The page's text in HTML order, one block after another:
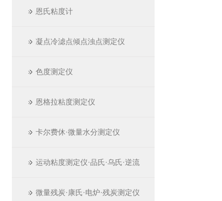
恩氏粘度计
凝点冷滤点倾点浊点测定仪
色度测定仪
恩格拉粘度测定仪
卡尔费休·微量水分测定仪
运动粘度测定仪·品氏·乌氏·逆流
微量残炭·康氏·电炉·残炭测定仪